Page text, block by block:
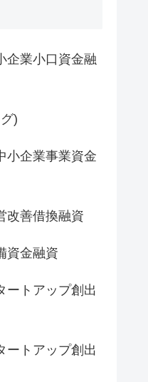
企業小口資金融
)
小企業事業資金
改善借換融資
資金融資
ートアップ創出
ートアップ創出